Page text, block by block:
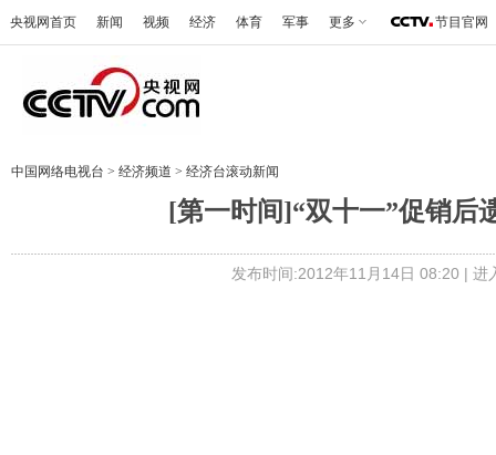
央视网首页 新闻 视频 经济 体育 军事 更多 节目官网
中国网络电视台 > 经济频道 > 经济台滚动新闻
[第一时间]“双十一”促销后
发布时间:2012年11月14日 08:20 | 进